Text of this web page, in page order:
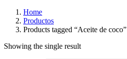
Home
Productos
Products tagged “Aceite de coco”
Showing the single result